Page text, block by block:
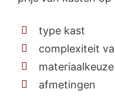
type kast
complexiteit
materiaalkeuze
afmetingen